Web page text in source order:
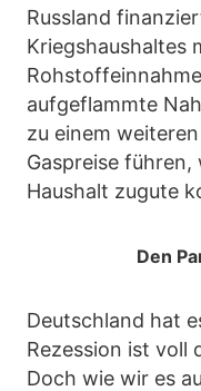
Russland
Kriegshaushaltes
aufgeflammte
zu einem
Gaspreise führen,
Haushalt zugute
Den
Deutschland hat
Rezession ist voll
Doch wie wir es